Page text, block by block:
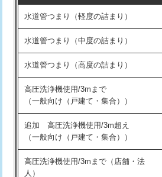
洗面台設置
化粧台設置
追加人工
廃棄・処分
※給水管工事は20mmまでの価格です。
交換・取付(排水栓・排水トラップ
持込商品取付（混合水栓）
持込商品取付（浄水器・分岐水栓）
業）
水道管つまり（軽度の詰まり）
水道管つまり（中度の詰まり）
水道管つまり（高度の詰まり）
高圧洗浄機使用/3mまで
（一般向け（戸建て・集合））
追加 高圧洗浄機使用/3m超え
（一般向け（戸建て・集合））
高圧洗浄機使用/3mまで（店舗・法
人）